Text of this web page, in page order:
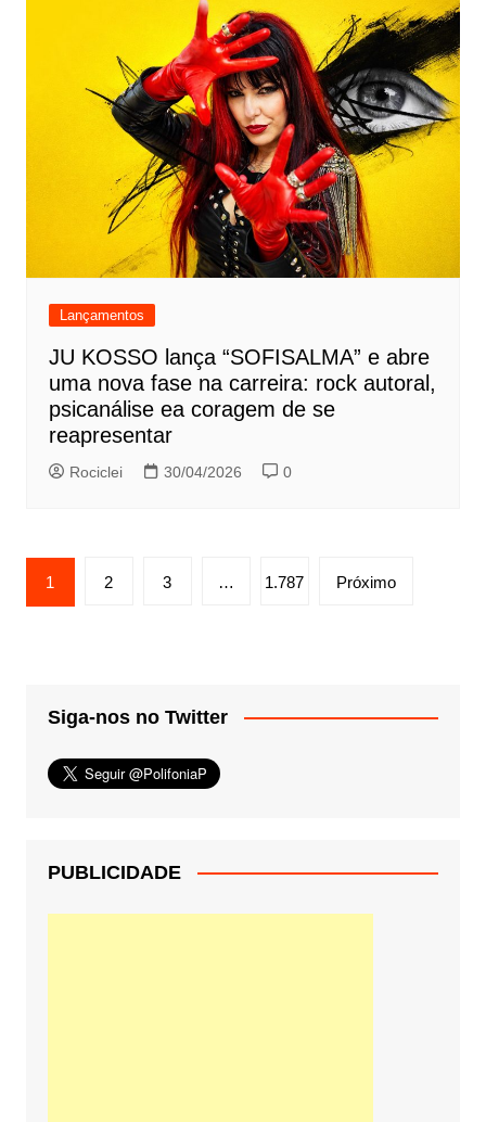
Lançamentos
JU KOSSO lança “SOFISALMA” e abre
uma nova fase na carreira: rock autoral,
psicanálise ea coragem de se
reapresentar
Rociclei 30/04/2026 0
Paginação
de
1 2 3 … 1.787 Próximo
Siga-nos no Twitter
PUBLICIDADE